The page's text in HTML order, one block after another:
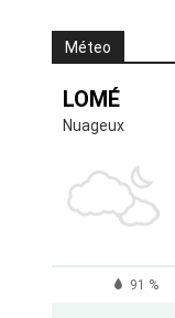
Méteo
LOMÉ
Nuageux
91 %